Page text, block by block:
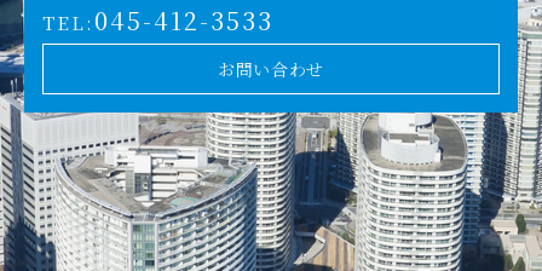
TEL: 045-412-3533
お問い合わせ